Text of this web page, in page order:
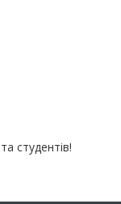
студентів!